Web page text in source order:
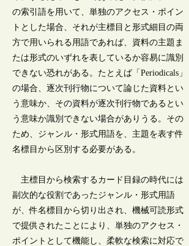
の索引語を用いて、単独のアクセス・ポイン
トとした場合、それが主標目と形式細目の両
方で用いられる用語であれば、資料の主題ま
たは形式のいずれを表しているか容易に識別
できない恐れがある。たとえば「Periodicals」
の場合、逐次刊行物について論じた資料とい
う意味か、その資料が逐次刊行物であるとい
う意味か識別できない場合がありうる。その
ため、ジャンル・形式用語を、主題を表す件
名標目から区別する必要がある。
主標目から検索するカード目録の時代には
副次的な役割であったジャンル・形式用語
が、件名標目から切り出され、機械可読形式
で提供されたことにより、単独のアクセス・
ポイントとして機能し、柔軟な検索に対応で